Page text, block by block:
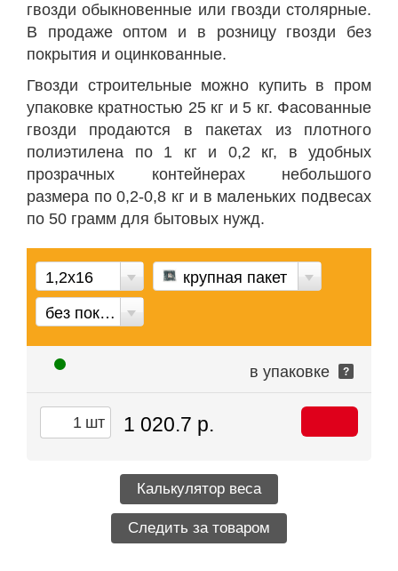
гвозди обыкновенные или гвозди столярные.
В продаже оптом и в розницу гвозди без
покрытия и оцинкованные.
Гвозди строительные можно купить в пром
упаковке кратностью 25 кг и 5 кг. Фасованные
гвозди продаются в пакетах из плотного
полиэтилена по 1 кг и 0,2 кг, в удобных
прозрачных контейнерах небольшого
размера по 0,2-0,8 кг и в маленьких подвесах
по 50 грамм для бытовых нужд.
1,2х16
крупная пакет
без покрытия
в упаковке ?
шт 1 020.7 р.
Калькулятор веса
Следить за товаром